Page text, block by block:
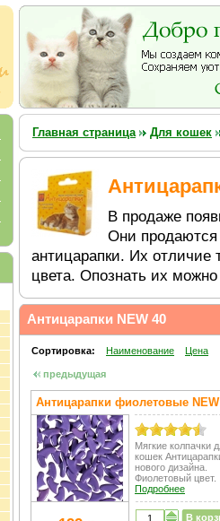
Главная страница Для кошек
В продаже
Они продаются
антицарапки. Их отличие
цвета. Опознать их можно
Антицарапки NEW 40
Сортировка: Наименование Цена
предыдущая
Антицарапки фиолетовые
Мягкие колпачки
кошек
нового дизайна.
Фиолетовый цвет.
Подробнее
В